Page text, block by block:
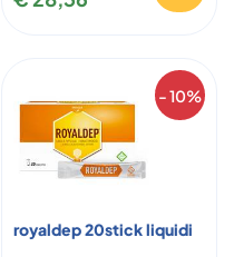
- 10%
royaldep 20stick liquidi